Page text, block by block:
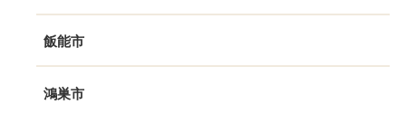
飯能市
鴻巣市